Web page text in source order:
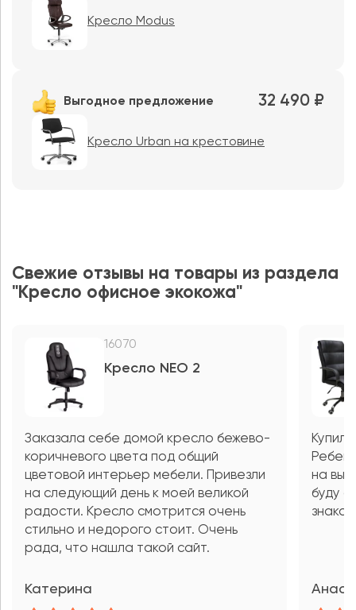
Кресло Modus
Выгодное предложение 32 490 ₽
Кресло Urban на крестовине
Свежие отзывы на товары из раздела
"Кресло офисное экокожа"
16070
Кресло NEO 2
Заказала себе домой кресло бежево-
коричневого цвета под общий
цветовой интерьер мебели. Привезли
на следующий день к моей великой
радости. Кресло смотрится очень
стильно и недорого стоит. Очень
рада, что нашла такой сайт.
Катерина
на
буду